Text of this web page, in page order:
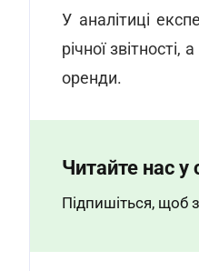
У аналітиці
річної
оренди.
Читайте нас
Підпишіться, щоб